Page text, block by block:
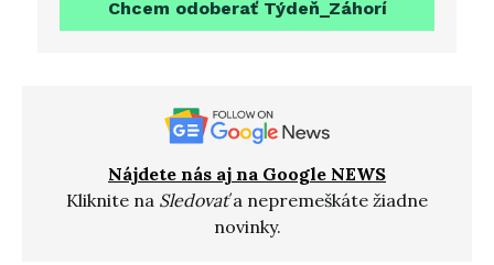
Chcem odoberať Týdeň_Záhorí
Nájdete nás aj na Google NEWS
Kliknite na Sledovaťa nepremeškáte žiadne
novinky.